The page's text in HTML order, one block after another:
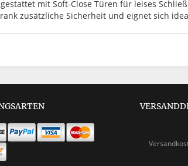
mit Soft-Close Türen für leises
zusätzliche Sicherheit und eignet sich